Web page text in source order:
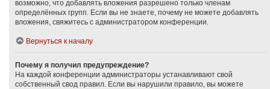
возможно, что добавлять вложения разрешено только членам
определённых групп. Если вы не знаете, почему не можете добавлять
вложения, свяжитесь с администратором конференции.
Вернуться к началу
Почему я получил предупреждение?
На каждой конференции администраторы устанавливают свой
собственный свод правил. Если вы нарушили правило, вы можете